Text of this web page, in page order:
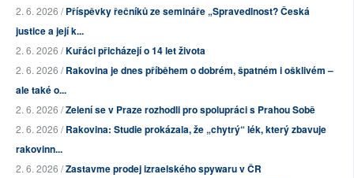
2. 6. 2026 /Příspěvky řečníků ze semináře „Spravedlnost? Česká
justice a její k...
2. 6. 2026 /Kuřáci přicházejí o 14 let života
2. 6. 2026 /Rakovina je dnes příběhem o dobrém, špatném i ošklivém –
ale také o...
2. 6. 2026 /Zelení se v Praze rozhodli pro spolupráci s Prahou Sobě
2. 6. 2026 /Rakovina: Studie prokázala, že „chytrý“ lék, který zbavuje
rakovinn...
2. 6. 2026 /Zastavme prodej izraelského spywaru v ČR